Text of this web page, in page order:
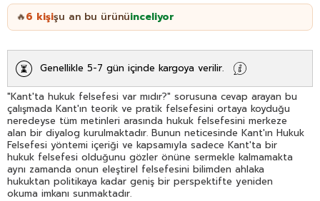
🔥6 kişişu an bu ürünüinceliyor
Genellikle 5-7 gün içinde kargoya verilir.
"Kant'ta hukuk felsefesi var mıdır?" sorusuna cevap arayan bu
çalışmada Kant'ın teorik ve pratik felsefesini ortaya koyduğu
neredeyse tüm metinleri arasında hukuk felsefesini merkeze
alan bir diyalog kurulmaktadır. Bunun neticesinde Kant'ın Hukuk
Felsefesi yöntemi içeriği ve kapsamıyla sadece Kant'ta bir
hukuk felsefesi olduğunu gözler önüne sermekle kalmamakta
aynı zamanda onun eleştirel felsefesini bilimden ahlaka
hukuktan politikaya kadar geniş bir perspektifte yeniden
okuma imkanı sunmaktadır.